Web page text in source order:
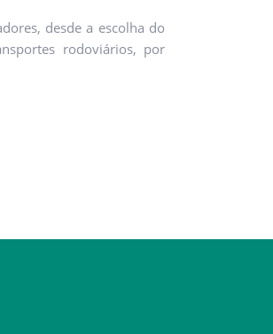
desde a escolha do
rodoviários, por